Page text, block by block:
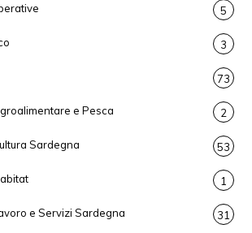
5
3
73
e Pesca 2
Sardegna 53
1
e Servizi Sardegna 31